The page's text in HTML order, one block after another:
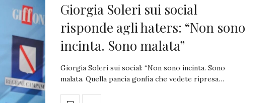
Giorgia Soleri sui social
risponde agli haters: “Non sono
incinta. Sono malata”
Giorgia Soleri sui social: “Non sono incinta. Sono
malata. Quella pancia gonfia che vedete ripresa…